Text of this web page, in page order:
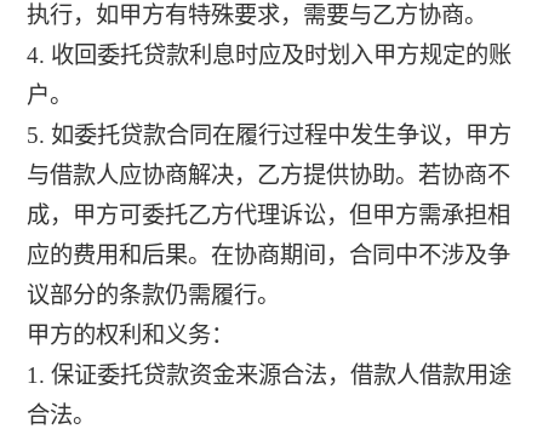
执行，如甲方有特殊要求，需要与乙方协商。
4. 收回委托贷款利息时应及时划入甲方规定的账
户。
5. 如委托贷款合同在履行过程中发生争议，甲方
与借款人应协商解决，乙方提供协助。若协商不
成，甲方可委托乙方代理诉讼，但甲方需承担相
应的费用和后果。在协商期间，合同中不涉及争
议部分的条款仍需履行。
甲方的权利和义务：
1. 保证委托贷款资金来源合法，借款人借款用途
合法。